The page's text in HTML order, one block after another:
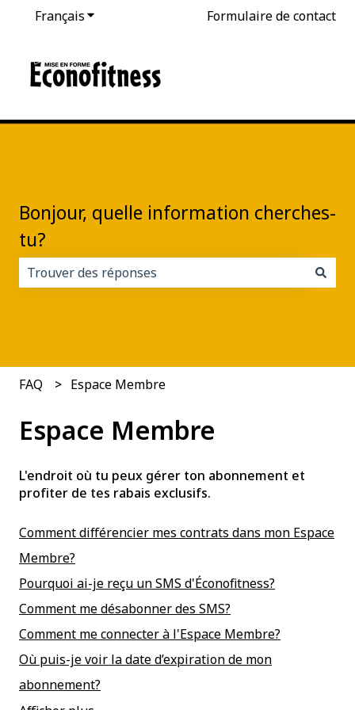
FrançaisAfficher le sous-menu pour les traductions
Formulaire de contact
Bonjour, quelle information cherches-
tu?
FAQ Espace Membre
Espace Membre
L'endroit où tu peux gérer ton abonnement et
profiter de tes rabais exclusifs.
Comment différencier mes contrats dans mon Espace
Membre?
Pourquoi ai-je reçu un SMS d'Éconofitness?
Comment me désabonner des SMS?
Comment me connecter à l'Espace Membre?
Où puis-je voir la date d’expiration de mon
abonnement?